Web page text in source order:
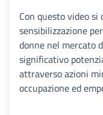
Con questo video si
sensibilizzazione
donne nel mercato
significativo
attraverso azioni
occupazione ed